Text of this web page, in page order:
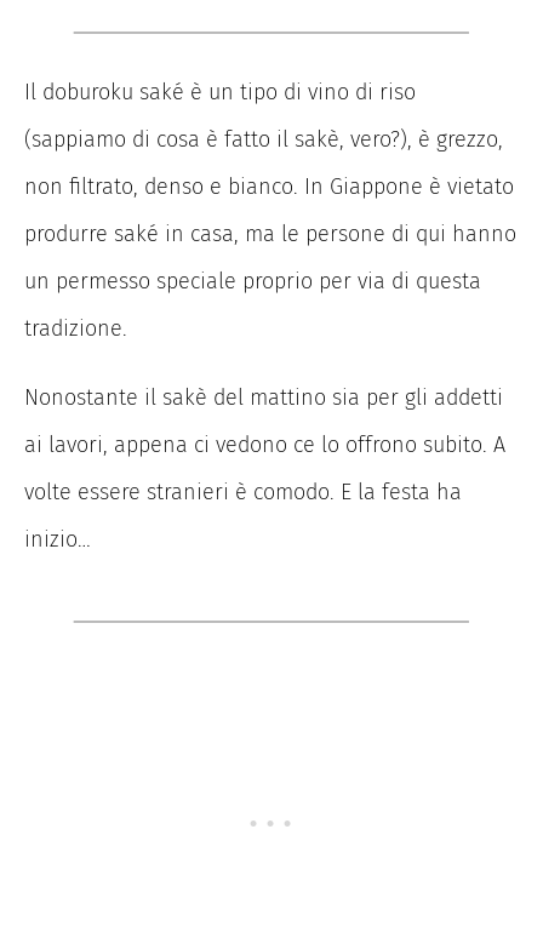
Il doburoku saké è un tipo di vino di riso
(sappiamo di cosa è fatto il sakè, vero?), è grezzo,
non filtrato, denso e bianco. In Giappone è vietato
produrre saké in casa, ma le persone di qui hanno
un permesso speciale proprio per via di questa
tradizione.
Nonostante il sakè del mattino sia per gli addetti
ai lavori, appena ci vedono ce lo offrono subito. A
volte essere stranieri è comodo. ​E la festa ha
inizio…